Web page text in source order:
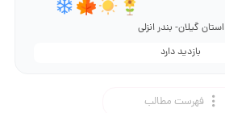
استان گیلان- بندر انزلی
بازدید دارد
فهرست مطالب